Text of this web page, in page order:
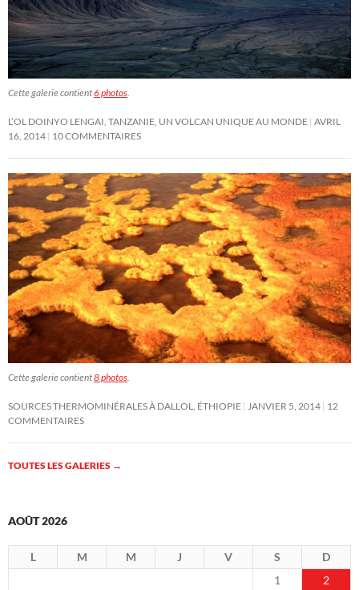
Cette galerie contient6 photos.
L’OL DOINYO LENGAI, TANZANIE, UN VOLCAN UNIQUE AU MONDE AVRIL
16, 2014 10 COMMENTAIRES
Cette galerie contient8 photos.
SOURCES THERMOMINÉRALES À DALLOL, ÉTHIOPIE JANVIER 5, 2014 12
COMMENTAIRES
TOUTES LES GALERIES →
AOÛT 2026
L M M J V S
D
1
2